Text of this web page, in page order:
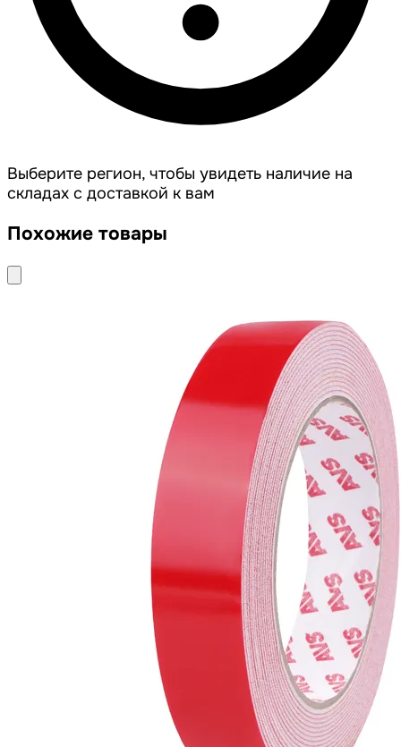
Выберите регион, чтобы увидеть наличие на
складах с доставкой к вам
Похожие товары